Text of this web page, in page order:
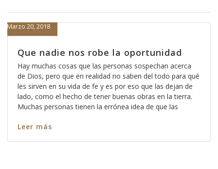
Que nadie nos robe la oportunidad
Marzo 20, 2018
Hay muchas cosas que las personas sospechan acerca
de Dios, pero que en realidad no saben del todo para qué
les sirven en su vida de fe y es por eso que las dejan de
lado, como el hecho de tener buenas obras en la tierra.
Muchas personas tienen la errónea idea de que las
Leer más